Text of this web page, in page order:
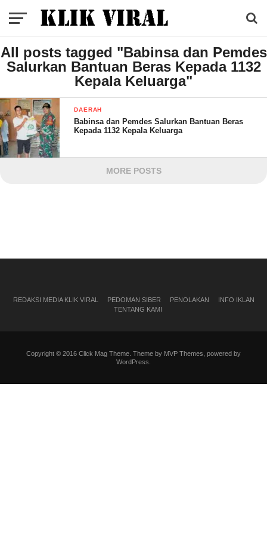
All posts tagged "Babinsa dan Pemdes
Salurkan Bantuan Beras Kepada 1132
Kepala Keluarga"
DAERAH
Babinsa dan Pemdes Salurkan Bantuan Beras
Kepada 1132 Kepala Keluarga
MORE POSTS
REDAKSI MEDIA KLIK VIRAL PEDOMAN SIBER PENOLAKAN
INFO IKLAN
TENTANG KAMI
Copyright © 2016 Click Mag Theme. Theme by MVP Themes, powered by
WordPress.